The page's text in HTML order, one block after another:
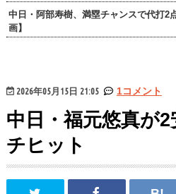
中日・阿部寿樹、満塁チャンスで代打2
画】
2026年05月15日 21:05 1コメント
中日・福元悠真が
チヒット